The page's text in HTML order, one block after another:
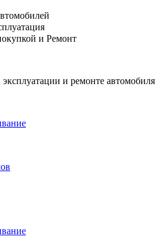
и Ремонт
и ремонте автомобиля